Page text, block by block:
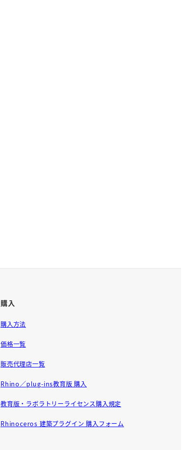
購入
購入方法
価格一覧
販売代理店一覧
Rhino／plug-ins教育版 購入
教育版・ラボラトリーライセンス購入規定
Rhinoceros 建築プラグイン 購入フォーム